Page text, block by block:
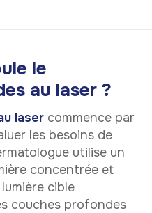
le
au laser ?
laser commence par
les besoins de
utilise un
concentrée et
cible
couches profondes